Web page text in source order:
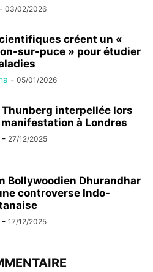
- 03/02/2026
créent un «
sur-puce » pour étudier
- 05/01/2026
Thunberg interpellée lors
manifestation à Londres
- 27/12/2025
Bollywoodien Dhurandhar
controverse Indo-
- 17/12/2025